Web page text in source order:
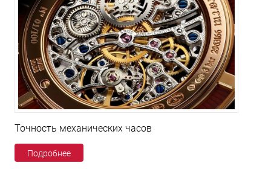
Точность механических часов
Подробнее